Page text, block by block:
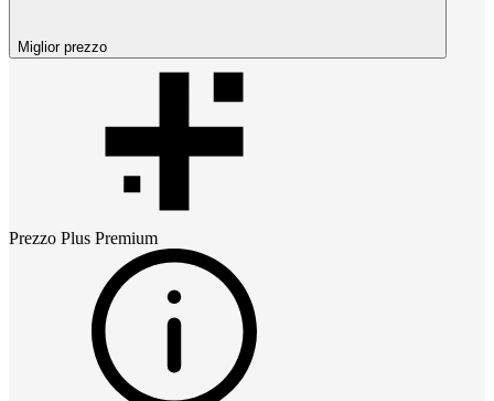
Miglior prezzo
Prezzo Plus Premium